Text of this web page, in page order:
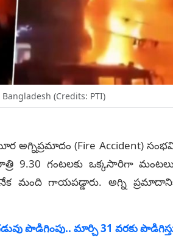
(Credits: PTI)
అగ్నిప్రమాదం (Fire Accident)
9.30 గంటలకు ఒక్కసారిగా
మంది గాయపడ్డారు. అగ్ని
పొడిగింపు.. మార్చి 31 వరకు